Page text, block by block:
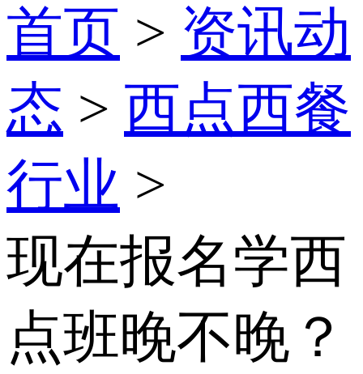
首页 > 资讯动
态 > 西点西餐
行业 >
现在报名学西
点班晚不晚？